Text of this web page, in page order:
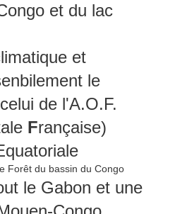
et du lac
et
le
de l'A.O.F.
Française)
le Gabon et une